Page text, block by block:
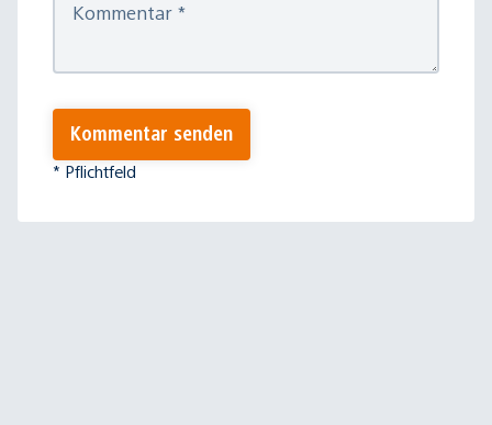
Kommentar *
Kommentar senden
* Pflichtfeld